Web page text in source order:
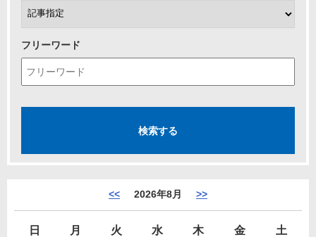
フリーワード
<< 2026年8月 >>
日 月 火 水 木 金
土